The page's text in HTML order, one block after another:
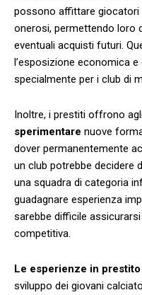
possono affittare giocatori
onerosi, permettendo loro⁤
eventuali acquisti ​futuri.
l’esposizione economica
specialmente per i club di
Inoltre,​ i prestiti offrono
sperimentare nuove
dover ​permanentemente
un club potrebbe decidere
una squadra di categoria
guadagnare​ esperienza
sarebbe difficile
competitiva.
Le esperienze ‌in prestito
sviluppo dei giovani